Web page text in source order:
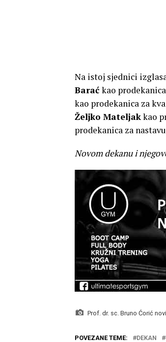
Na istoj sjednici
Barać kao
kao prodekanica za
Željko Mateljakkao
prodekanica za
Novom dekanu i
Prof. dr. sc. Bruno Ćorić
POVEZANE TEME: DEKAN